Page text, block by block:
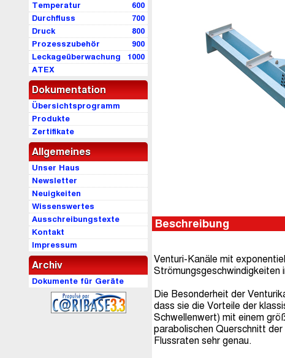
600
Temperatur
700
Durchfluss
800
Druck
900
Prozesszubehör
1000
Leckageüberwachung
ATEX
Dokumentation
Übersichtsprogramm
Produkte
Zertifikate
Allgemeines
Unser Haus
Newsletter
Neuigkeiten
Wissenswertes
Ausschreibungstexte
Kontakt
Impressum
Archiv
Dokumente für Geräte
Beschreibung
Venturi-Kanäle mit
Strömungsgeschwindigkeiten
Die Besonderheit der
dass sie die Vorteile der
Schwellenwert) mit einem
parabolischen Querschnitt
Flussraten sehr genau.